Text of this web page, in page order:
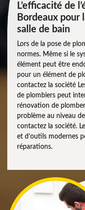
L’efficacité de
Bordeaux pour
salle de bain
Lors de la pose de
normes. Même si le
élément peut être
pour un élément de
contactez la société
de plombiers peut
rénovation de
problème au niveau
contactez la société.
et d’outils modernes
réparations.